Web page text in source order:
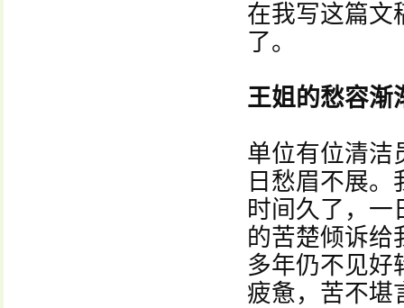
在我写这篇文
了。
王姐的愁容渐
单位有位清洁
日愁眉不展
时间久了，一
的苦楚倾诉给
多年仍不见好
疲惫，苦不堪